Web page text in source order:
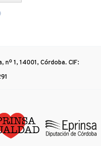
nº 1, 14001, Córdoba. CIF: